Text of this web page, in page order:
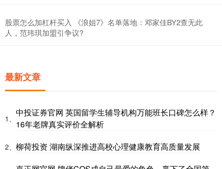
股票怎么加杠杆买入 《浪姐7》名单落地：邓家佳BY2查无此
人，范玮琪加盟引争议?
最新文章
1、
中投证券官网 英国留学生辅导机构万能班长口碑怎么样？
16年老牌真实评价全解析
2、 柳荷投资 湖南纵深推进高校心理健康教育高质量发展